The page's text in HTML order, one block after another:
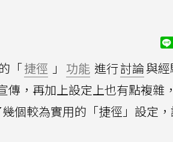
「捷徑 」 功能 進行討論與
傳，再加上設定上也有點複雜
個較為實用的「捷徑」設定